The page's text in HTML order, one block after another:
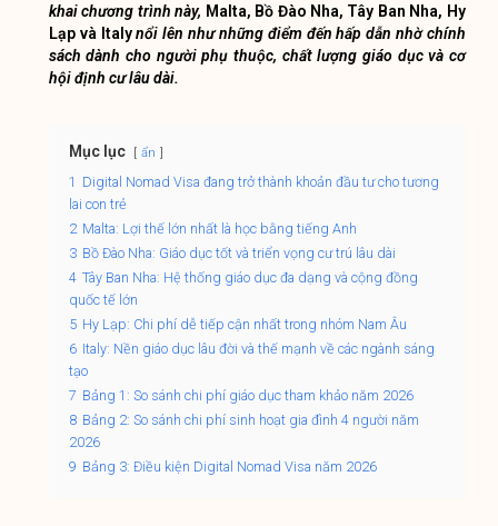
khai chương trình này, Malta, Bồ Đào Nha, Tây Ban Nha, Hy
Lạp và Italynổi lên như những điểm đến hấp dẫn nhờ chính
sách dành cho người phụ thuộc, chất lượng giáo dục và cơ
hội định cư lâu dài.
Mục lục ẩn
1 Digital Nomad Visa đang trở thành khoản đầu tư cho tương
lai con trẻ
2 Malta: Lợi thế lớn nhất là học bằng tiếng Anh
3 Bồ Đào Nha: Giáo dục tốt và triển vọng cư trú lâu dài
4 Tây Ban Nha: Hệ thống giáo dục đa dạng và cộng đồng
quốc tế lớn
5 Hy Lạp: Chi phí dễ tiếp cận nhất trong nhóm Nam Âu
6 Italy: Nền giáo dục lâu đời và thế mạnh về các ngành sáng
tạo
7 Bảng 1: So sánh chi phí giáo dục tham khảo năm 2026
8 Bảng 2: So sánh chi phí sinh hoạt gia đình 4 người năm
2026
9 Bảng 3: Điều kiện Digital Nomad Visa năm 2026